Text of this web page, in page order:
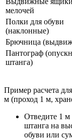
мелочей
Полки для обуви
(наклонные)
Брючница
Пантограф
штанга)
Пример расчета
м (проход 1 м,
Отведите 1
штанга на
обуви или